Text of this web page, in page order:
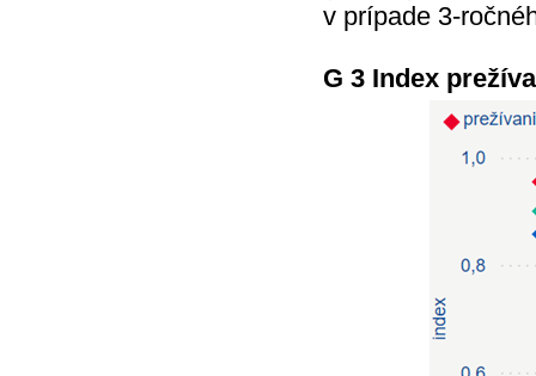
v prípade 3-
G 3 Index